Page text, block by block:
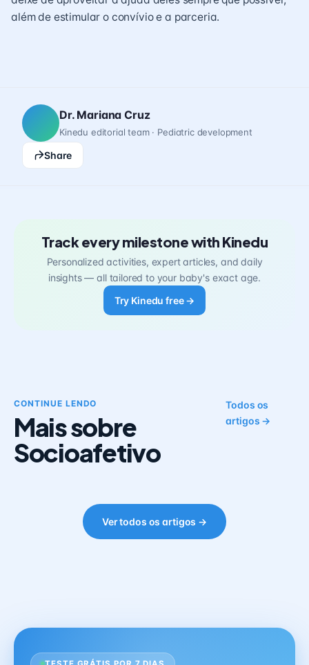
além de estimular o convívio e a parceria.
Dr. Mariana Cruz
Kinedu editorial team · Pediatric development
Share
Track every milestone with Kinedu
Personalized activities, expert articles, and daily
insights — all tailored to your baby's exact age.
Try Kinedu free →
CONTINUE LENDO
Mais sobre
Socioafetivo
Todos os
artigos →
Ver todos os artigos →